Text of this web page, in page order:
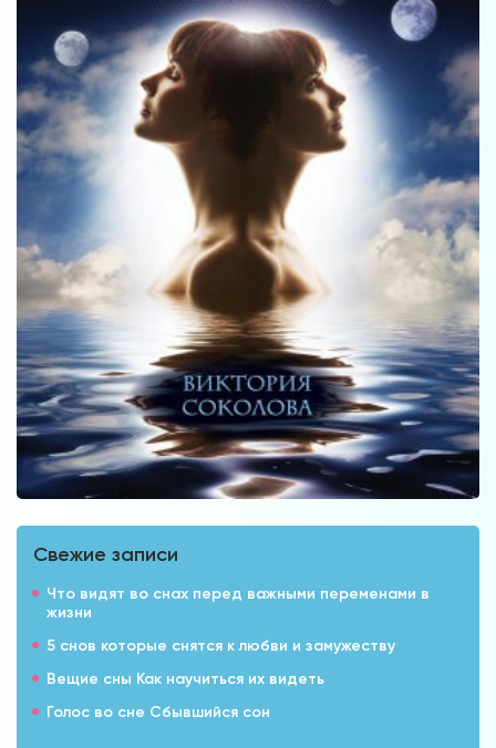
Свежие записи
Что видят во снах перед важными переменами в
жизни
5 снов которые снятся к любви и замужеству
Вещие сны Как научиться их видеть
Голос во сне Сбывшийся сон